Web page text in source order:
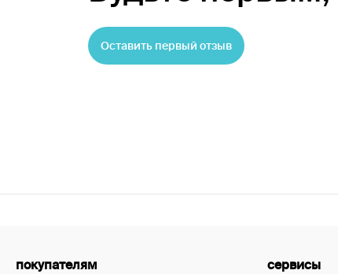
Оставить первый отзыв
покупателям
сервисы